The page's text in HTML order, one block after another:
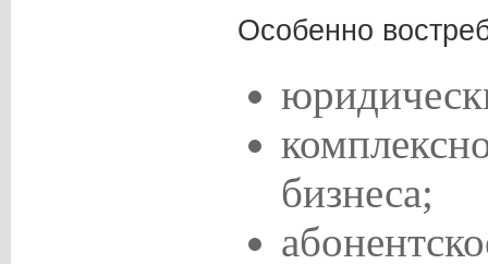
Особенно
бизнеса;